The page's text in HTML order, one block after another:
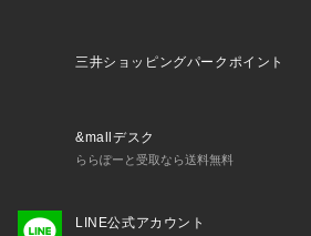
三井ショッピングパークポイント
&mallデスク
ららぽーと受取なら送料無料
LINE公式アカウント